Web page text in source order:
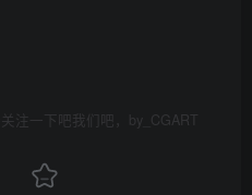
注一下吧我们吧，by_CGART